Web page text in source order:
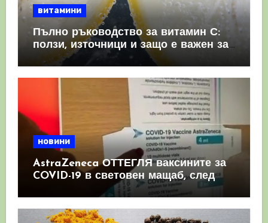
витамини
Пълно ръководство за витамин С:
ползи, източници и защо е важен за
имунната система
новини
AstraZeneca ОТТЕГЛЯ ваксините за
COVID-19 в световен мащаб, след
като призна, че те причиняват
КРЪВНИ съсиреци